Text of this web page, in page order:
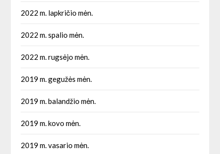
2022 m. lapkričio mėn.
2022 m. spalio mėn.
2022 m. rugsėjo mėn.
2019 m. gegužės mėn.
2019 m. balandžio mėn.
2019 m. kovo mėn.
2019 m. vasario mėn.